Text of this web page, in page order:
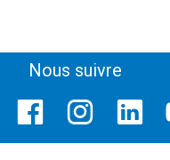
Nous suivre